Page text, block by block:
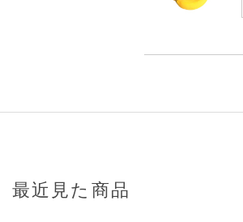
最近見た商品